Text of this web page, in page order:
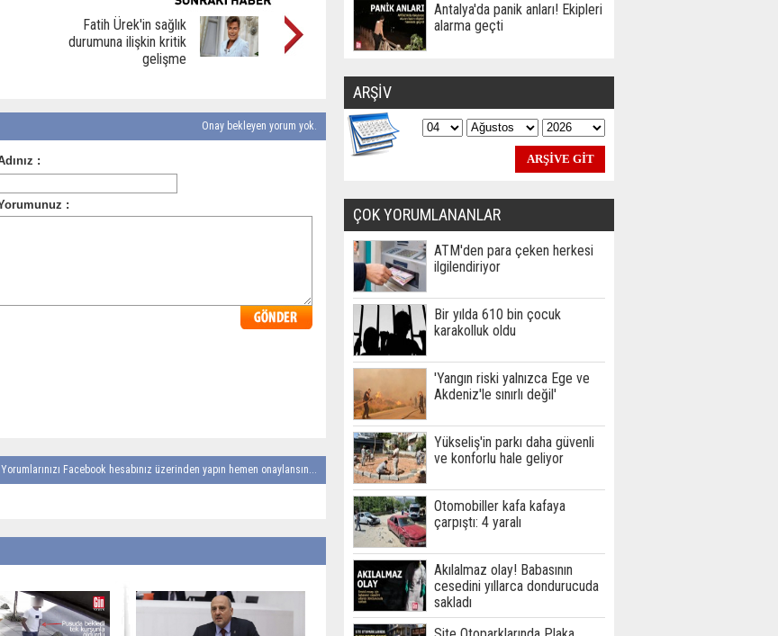
Fatih Ürek'in sağlık
durumuna ilişkin kritik
gelişme
Onay bekleyen yorum yok.
Yorumlarınızı Facebook hesabınız üzerinden yapın hemen onaylansın...
Antalya'da panik anları! Ekipleri
alarma geçti
ARŞİV
ÇOK YORUMLANANLAR
ATM'den para çeken herkesi
ilgilendiriyor
Bir yılda 610 bin çocuk
karakolluk oldu
'Yangın riski yalnızca Ege ve
Akdeniz'le sınırlı değil'
Yükseliş'in parkı daha güvenli
ve konforlu hale geliyor
Otomobiller kafa kafaya
çarpıştı: 4 yaralı
Akılalmaz olay! Babasının
cesedini yıllarca dondurucuda
sakladı